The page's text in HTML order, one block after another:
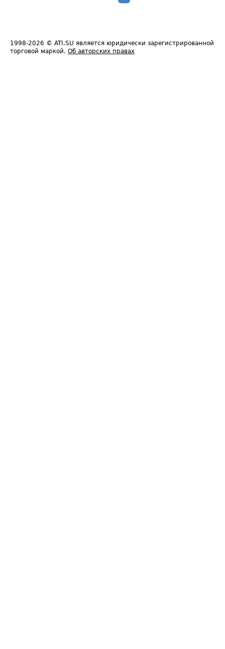
1998-2026 © ATI.SU является юридически зарегистрированной
торговой маркой. Об авторских правах